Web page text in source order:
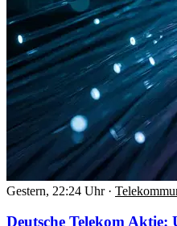
Gestern, 22:24 Uhr ·
Deutsche Telekom